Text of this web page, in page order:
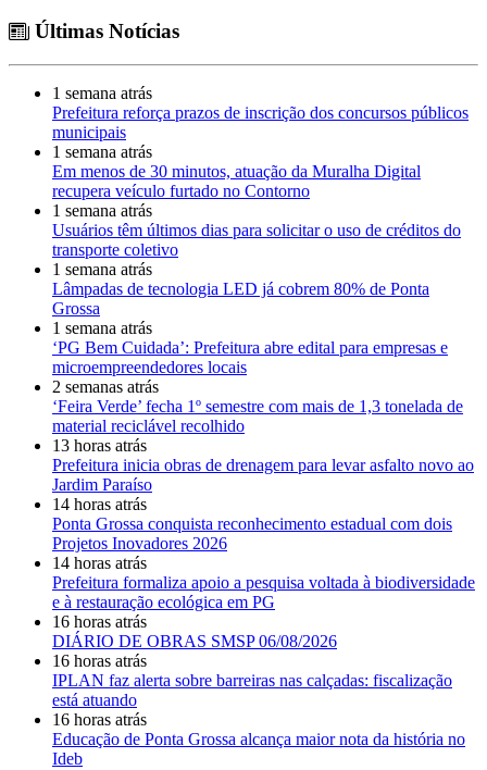
Últimas Notícias
1 semana atrás
Prefeitura reforça prazos de inscrição dos concursos públicos
municipais
1 semana atrás
Em menos de 30 minutos, atuação da Muralha Digital
recupera veículo furtado no Contorno
1 semana atrás
Usuários têm últimos dias para solicitar o uso de créditos do
transporte coletivo
1 semana atrás
Lâmpadas de tecnologia LED já cobrem 80% de Ponta
Grossa
1 semana atrás
‘PG Bem Cuidada’: Prefeitura abre edital para empresas e
microempreendedores locais
2 semanas atrás
‘Feira Verde’ fecha 1º semestre com mais de 1,3 tonelada de
material reciclável recolhido
13 horas atrás
Prefeitura inicia obras de drenagem para levar asfalto novo ao
Jardim Paraíso
14 horas atrás
Ponta Grossa conquista reconhecimento estadual com dois
Projetos Inovadores 2026
14 horas atrás
Prefeitura formaliza apoio a pesquisa voltada à biodiversidade
e à restauração ecológica em PG
16 horas atrás
DIÁRIO DE OBRAS SMSP 06/08/2026
16 horas atrás
IPLAN faz alerta sobre barreiras nas calçadas: fiscalização
está atuando
16 horas atrás
Educação de Ponta Grossa alcança maior nota da história no
Ideb